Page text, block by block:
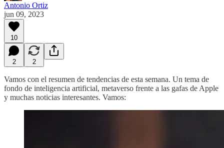
Antonio Ortiz
jun 09, 2023
10
2 2
Vamos con el resumen de tendencias de esta semana. Un tema de
fondo de inteligencia artificial, metaverso frente a las gafas de Apple
y muchas noticias interesantes. Vamos: